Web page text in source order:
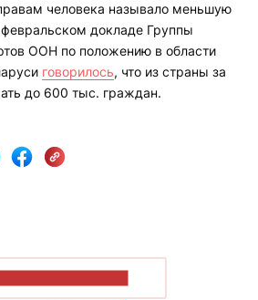
человека называло меньшую
докладе Группы
ООН по положению в области
говорилось, что из страны за
до 600 тыс. граждан.